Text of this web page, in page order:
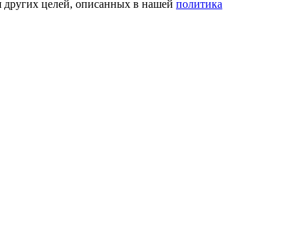
других целей, описанных в нашей политика